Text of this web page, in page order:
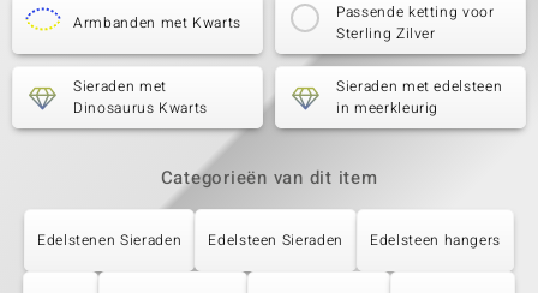
Armbanden met Kwarts
Passende ketting voor
Sterling Zilver
Sieraden met
Dinosaurus Kwarts
Sieraden met edelsteen
in meerkleurig
Categorieën van dit item
Edelstenen Sieraden Edelsteen Sieraden Edelsteen hangers